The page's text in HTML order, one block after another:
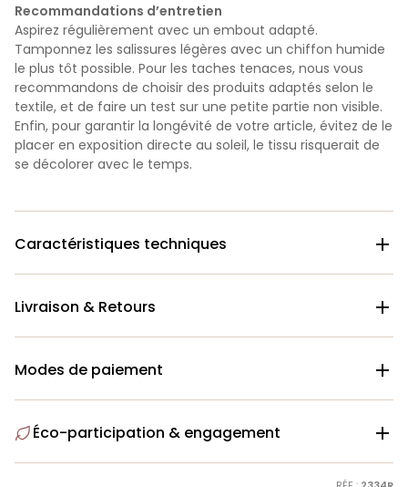
Recommandations d’entretien
Aspirez régulièrement avec un embout adapté.
Tamponnez les salissures légères avec un chiffon humide
le plus tôt possible. Pour les taches tenaces, nous vous
recommandons de choisir des produits adaptés selon le
textile, et de faire un test sur une petite partie non visible.
Enfin, pour garantir la longévité de votre article, évitez de le
placer en exposition directe au soleil, le tissu risquerait de
se décolorer avec le temps.
Caractéristiques techniques 
Livraison & Retours 
Modes de paiement 
Éco-participation & engagement 